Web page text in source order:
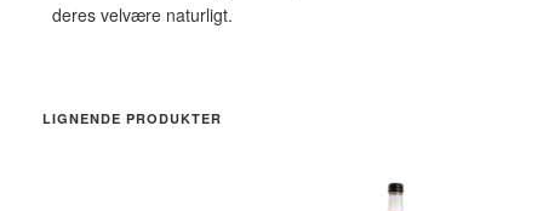
deres velvære naturligt.
LIGNENDE PRODUKTER